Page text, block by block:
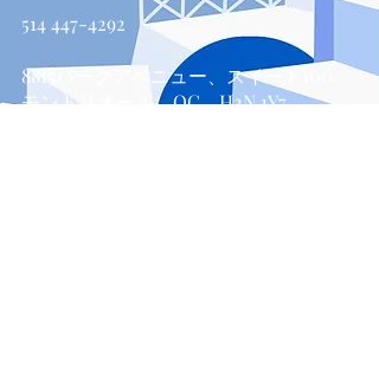
514 447-4292
8815パークアベニュー、スイート100
モントリオール、QC、H2N 1Y7